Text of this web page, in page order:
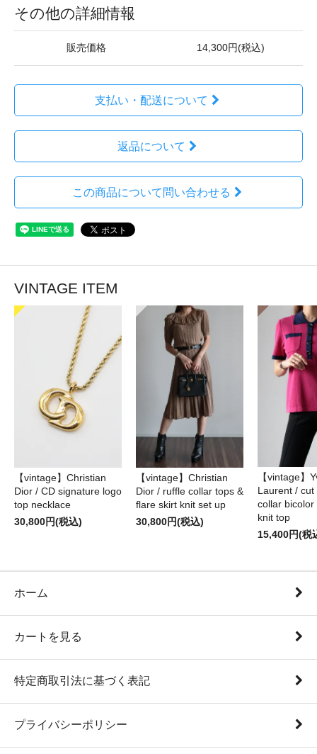
その他の詳細情報
販売価格 14,300円(税込)
支払い・配送について
返品について
この商品について問い合わせる
VINTAGE ITEM
【vintage】Christian
Dior / CD signature logo
top necklace
30,800円(税込)
【vintage】Christian
Dior / ruffle collar tops &
flare skirt knit set up
30,800円(税込)
【vintage】
Laurent /
collar bicolor
knit top
15,400円(税
ホーム
カートを見る
特定商取引法に基づく表記
プライバシーポリシー